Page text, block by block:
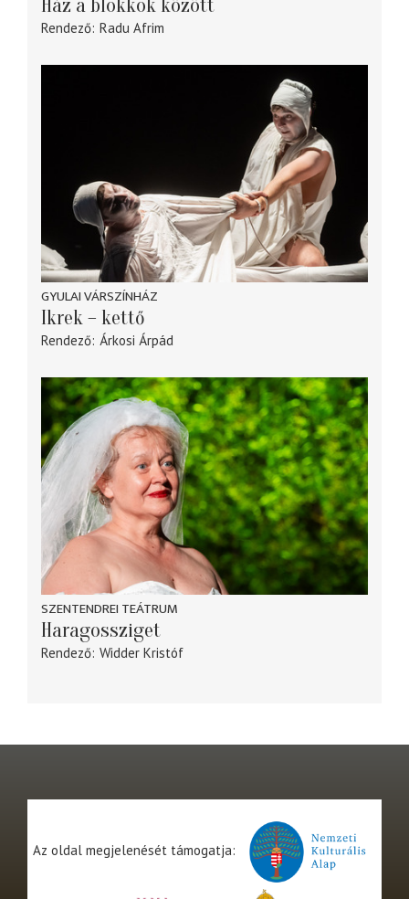
Ház a blokkok között
Rendező Radu Afrim
GYULAI VÁRSZÍNHÁZ
Ikrek – kettő
Rendező Árkosi Árpád
SZENTENDREI TEÁTRUM
Haragossziget
Rendező Widder Kristóf
Az oldal megjelenését támogatja: